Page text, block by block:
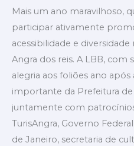
Mais um ano maravilhoso,
participar ativamente
acessibilidade e diversidade
Angra dos reis. A LBB, com
alegria aos foliões ano
importante da Prefeitura de
juntamente com
TurisAngra, Governo
de Janeiro, secretaria de